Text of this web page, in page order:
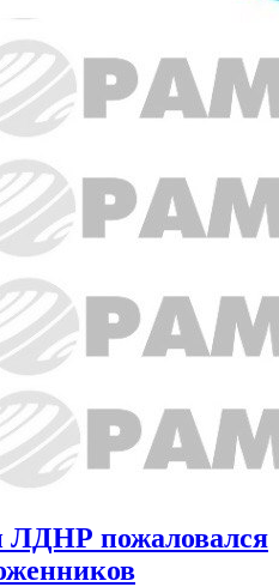
ЛДНР пожаловался